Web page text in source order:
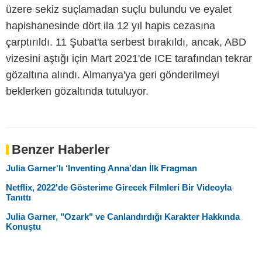
üzere sekiz suçlamadan suçlu bulundu ve eyalet
hapishanesinde dört ila 12 yıl hapis cezasına
çarptırıldı. 11 Şubat'ta serbest bırakıldı, ancak, ABD
vizesini aştığı için Mart 2021'de ICE tarafından tekrar
gözaltına alındı. Almanya'ya geri gönderilmeyi
beklerken gözaltında tutuluyor.
Benzer Haberler
Julia Garner'lı ‘Inventing Anna’dan İlk Fragman
Netflix, 2022'de Gösterime Girecek Filmleri Bir Videoyla
Tanıttı
Julia Garner, "Ozark" ve Canlandırdığı Karakter Hakkında
Konuştu